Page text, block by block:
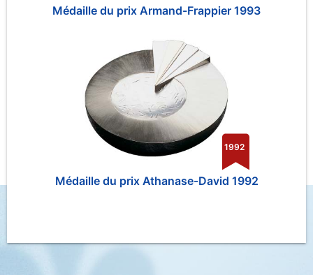
Médaille du prix Armand-Frappier 1993
Médaille du prix Athanase-David 1992
1992